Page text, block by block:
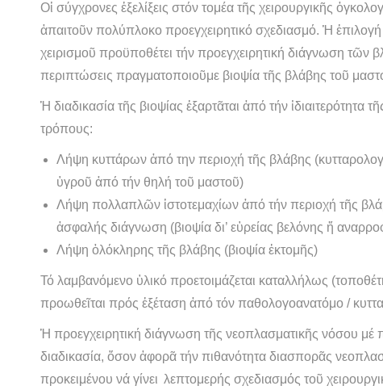
Οἱ σύγχρονες ἐξελίξεις στόν τομέα τῆς χειρουργικῆς
ἀπαιτοῦν πολύπλοκο προεγχειρητικό σχεδιασμό. Ἡ
χειρισμοῦ προϋποθέτει τήν προεγχειρητική διάγνωση τῶν
περιπτώσεις πραγματοποιοῦμε βιοψία τῆς βλάβης τοῦ
Ἡ διαδικασία τῆς βιοψίας ἐξαρτᾶται ἀπό τήν ἰδιαιτερότητα
τρόπους:
Λήψη κυττάρων ἀπό την περιοχή τῆς βλάβης
ὑγροῦ ἀπό τήν θηλή τοῦ μαστοῦ)
Λήψη πολλαπλῶν ἱστοτεμαχίων ἀπό τήν περιοχή τῆς
ἀσφαλής διάγνωση (βιοψία δι’ εὑρείας βελόνης ἤ
Λήψη ὁλόκληρης τῆς βλάβης (βιοψία ἐκτομῆς)
Τό λαμβανόμενο ὑλικό προετοιμάζεται καταλλήλως
προωθεῖται πρός ἐξέταση ἀπό τόν παθολογοανατόμο /
Ἡ προεγχειρητική διάγνωση τῆς νεοπλασματικῆς νόσου μέ
διαδικασία, ὅσον ἀφορᾶ τήν πιθανότητα διασπορᾶς
προκειμένου νά γίνει λεπτομερής σχεδιασμός τοῦ